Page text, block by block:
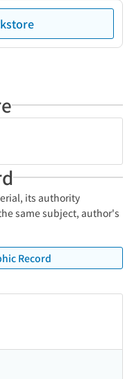
its authority
same subject, author's
Record